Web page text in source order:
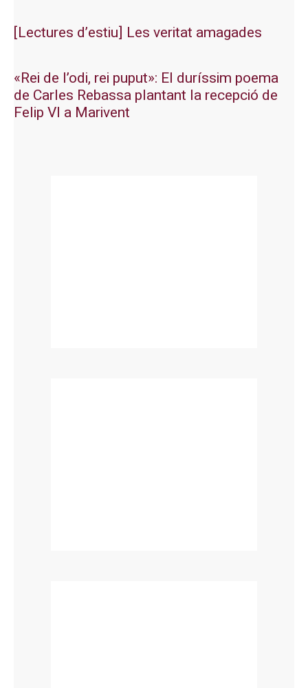
[Lectures d’estiu] Les veritat amagades
«Rei de l’odi, rei puput»: El duríssim poema
de Carles Rebassa plantant la recepció de
Felip VI a Marivent